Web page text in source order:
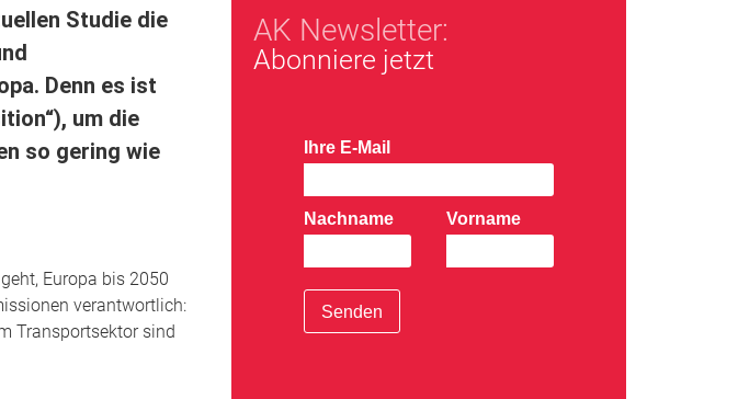
Studie die
Denn es ist
um die
so gering wie
Europa bis 2050
verantwortlich:
Transportsektor sind
AK Newsletter:
Abonniere jetzt
Ihre E-Mail
Nachname Vorname
Senden